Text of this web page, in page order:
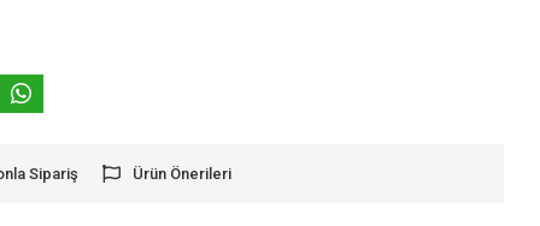
Sipariş Ürün Önerileri